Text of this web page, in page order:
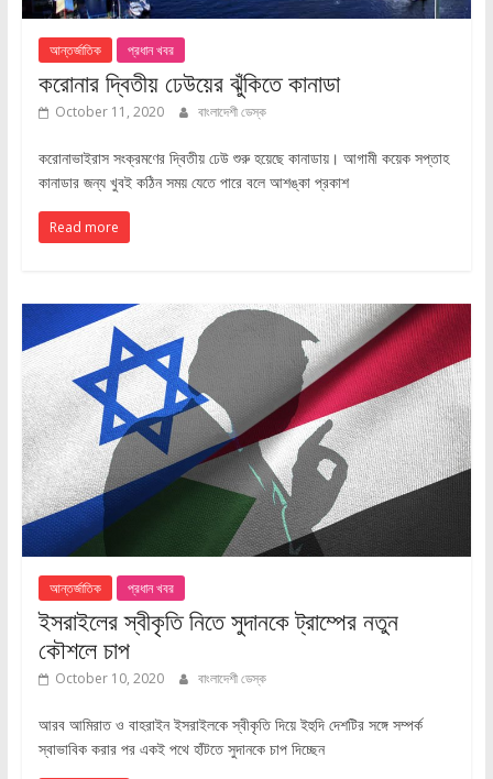
আন্তর্জাতিক প্রধান খবর
করোনার দ্বিতীয় ঢেউয়ের ঝুঁকিতে কানাডা
October 11, 2020 বাংলাদেশী ডেস্ক
করোনাভাইরাস সংক্রমণের দ্বিতীয় ঢেউ শুরু হয়েছে কানাডায়। আগামী কয়েক সপ্তাহ
কানাডার জন্য খুবই কঠিন সময় যেতে পারে বলে আশঙ্কা প্রকাশ
Read more
আন্তর্জাতিক প্রধান খবর
ইসরাইলের স্বীকৃতি নিতে সুদানকে ট্রাম্পের নতুন
কৌশলে চাপ
October 10, 2020 বাংলাদেশী ডেস্ক
আরব আমিরাত ও বাহরাইন ইসরাইলকে স্বীকৃতি দিয়ে ইহুদি দেশটির সঙ্গে সম্পর্ক
স্বাভাবিক করার পর একই পথে হাঁটতে সুদানকে চাপ দিচ্ছেন